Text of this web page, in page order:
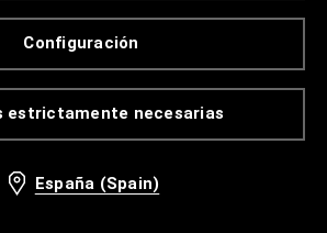
estrictamente necesarias
Configuración
España (Spain)